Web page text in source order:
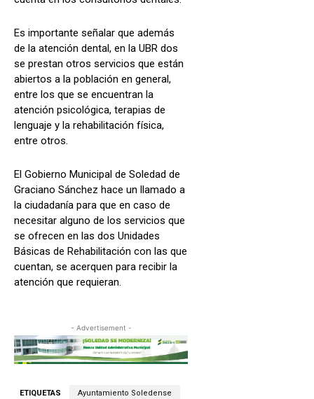
Es importante señalar que además
de la atención dental, en la UBR dos
se prestan otros servicios que están
abiertos a la población en general,
entre los que se encuentran la
atención psicológica, terapias de
lenguaje y la rehabilitación física,
entre otros.
El Gobierno Municipal de Soledad de
Graciano Sánchez hace un llamado a
la ciudadanía para que en caso de
necesitar alguno de los servicios que
se ofrecen en las dos Unidades
Básicas de Rehabilitación con las que
cuentan, se acerquen para recibir la
atención que requieran.
- Advertisement -
ETIQUETAS Ayuntamiento Soledense